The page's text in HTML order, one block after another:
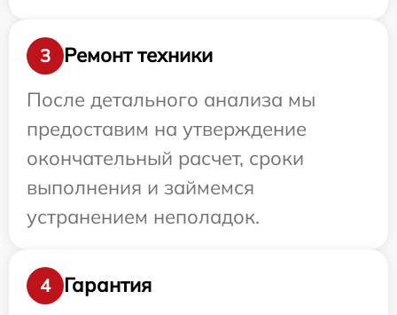
3
Ремонт техники
После детального анализа мы
предоставим на утверждение
окончательный расчет, сроки
выполнения и займемся
устранением неполадок.
4
Гарантия